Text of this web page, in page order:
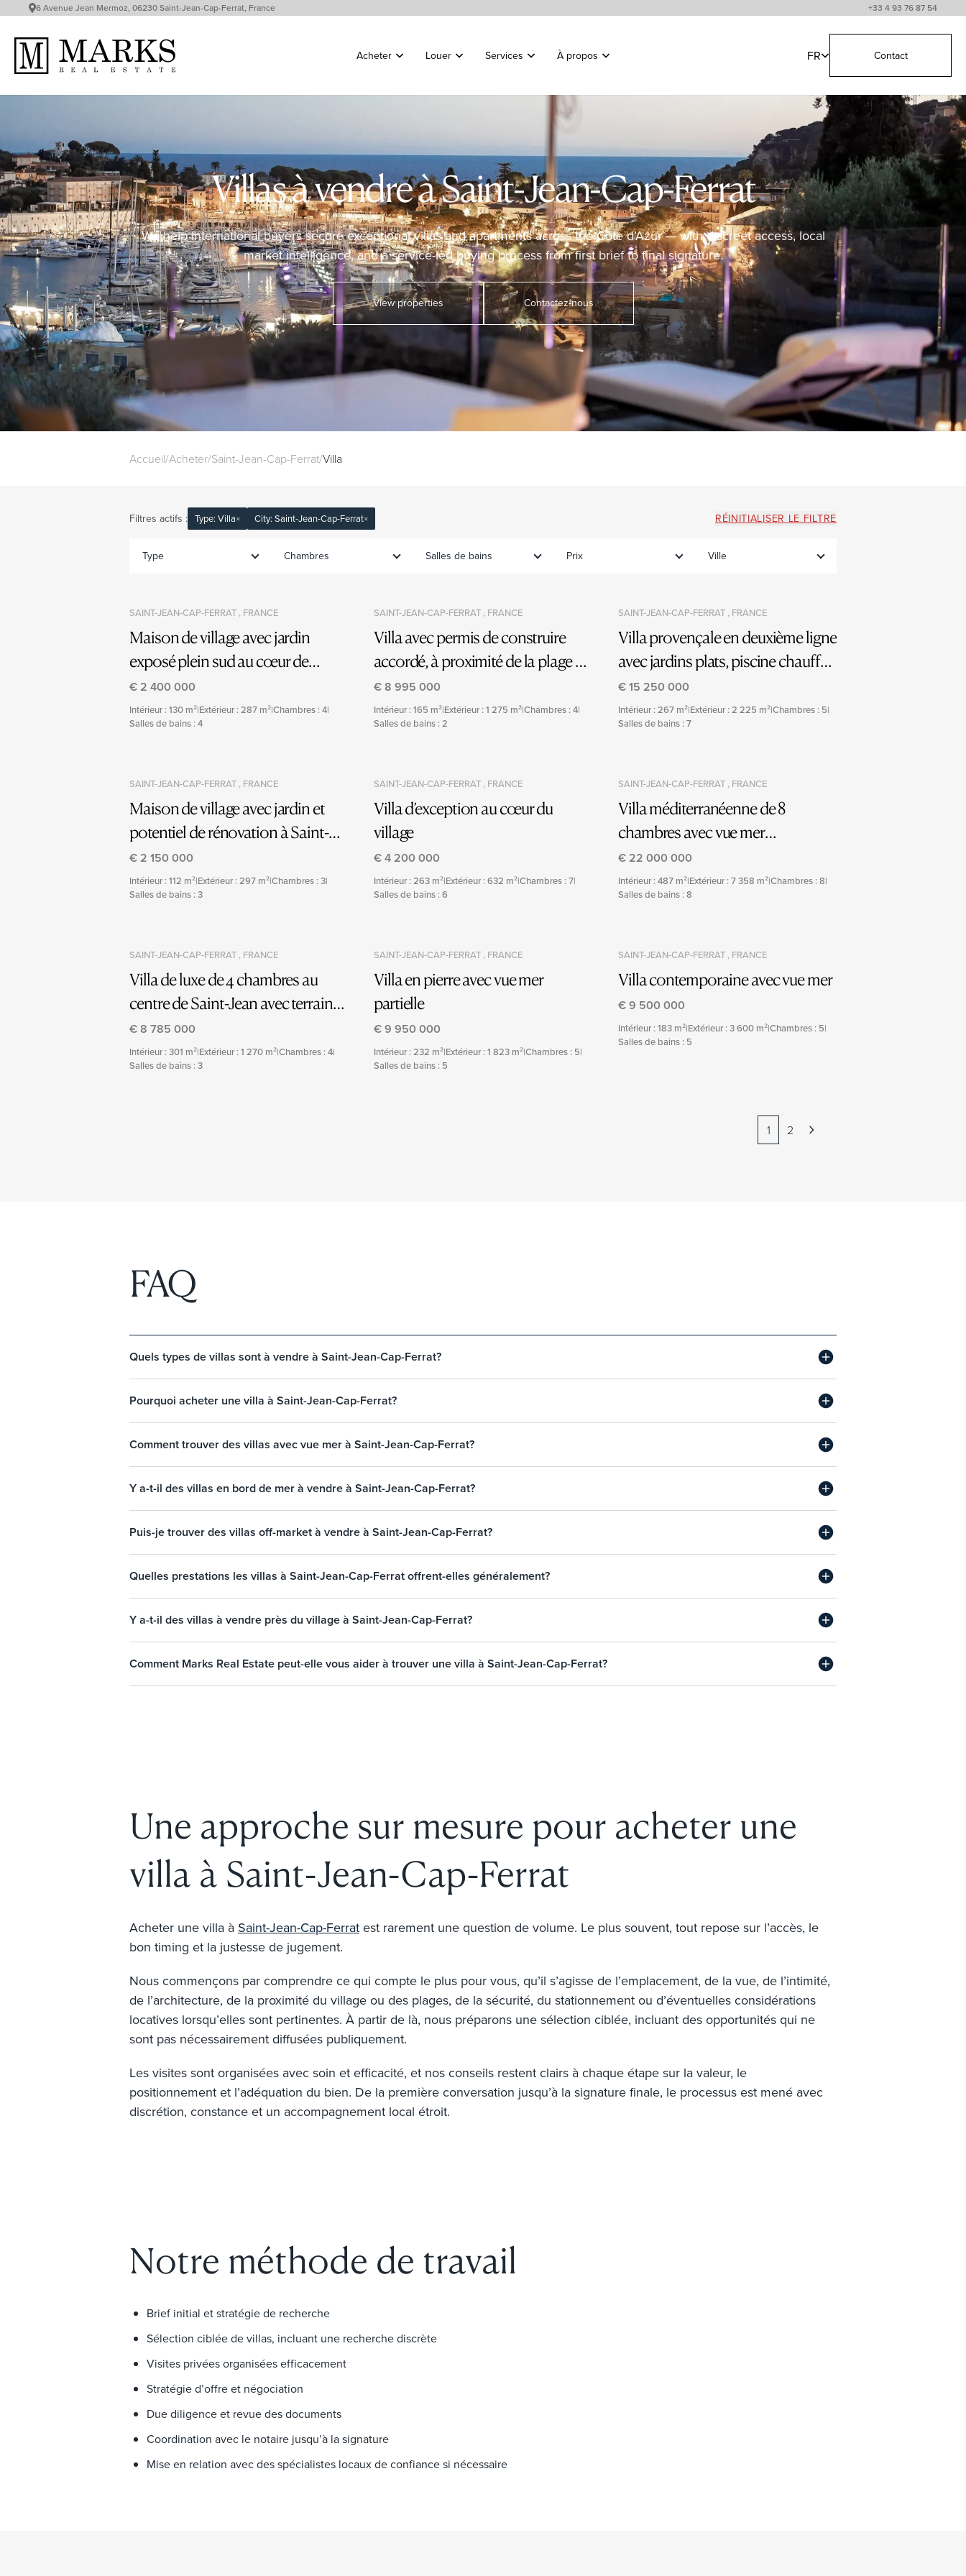
6 Avenue Jean Mermoz, 06230 Saint-Jean-Cap-Ferrat, France +33 4 93 76 87 54
Acheter Louer Services À propos FR Contact
Villas à vendre à Saint-Jean-Cap-Ferrat
We help international buyers secure exceptional villas and apartments across the Côte d’Azur — with discreet access, local
market intelligence, and a service-led buying process from first brief to final signature.
View properties Contactez-nous
Accueil/Acheter/Saint-Jean-Cap-Ferrat/Villa
Filtres actifs : Type: Villa× City: Saint-Jean-Cap-Ferrat× RÉINITIALISER LE FILTRE
Type Chambres Salles de bains Prix Ville
SAINT-JEAN-CAP-FERRAT , FRANCE
Maison de village avec jardin
exposé plein sud au cœur de
Saint-Jean-Cap-Ferrat
€ 2 400 000
Intérieur : 130 m²|Extérieur : 287 m²|Chambres : 4|
Salles de bains : 4
SAINT-JEAN-CAP-FERRAT , FRANCE
Villa avec permis de construire
accordé, à proximité de la plage à
Saint-Jean-Cap-Ferrat.
€ 8 995 000
Intérieur : 165 m²|Extérieur : 1 275 m²|Chambres : 4|
Salles de bains : 2
SAINT-JEAN-CAP-FERRAT , FRANCE
Villa provençale en deuxième ligne
avec jardins plats, piscine chauffée
et vue sur la mer
€ 15 250 000
Intérieur : 267 m²|Extérieur : 2 225 m²|Chambres : 5|
Salles de bains : 7
SAINT-JEAN-CAP-FERRAT , FRANCE
Maison de village avec jardin et
potentiel de rénovation à Saint-
Jean-Cap-Ferrat
€ 2 150 000
Intérieur : 112 m²|Extérieur : 297 m²|Chambres : 3|
Salles de bains : 3
SAINT-JEAN-CAP-FERRAT , FRANCE
Villa d’exception au cœur du
village
€ 4 200 000
Intérieur : 263 m²|Extérieur : 632 m²|Chambres : 7|
Salles de bains : 6
SAINT-JEAN-CAP-FERRAT , FRANCE
Villa méditerranéenne de 8
chambres avec vue mer
panoramique
€ 22 000 000
Intérieur : 487 m²|Extérieur : 7 358 m²|Chambres : 8|
Salles de bains : 8
SAINT-JEAN-CAP-FERRAT , FRANCE
Villa de luxe de 4 chambres au
centre de Saint-Jean avec terrain
plat
€ 8 785 000
Intérieur : 301 m²|Extérieur : 1 270 m²|Chambres : 4|
Salles de bains : 3
SAINT-JEAN-CAP-FERRAT , FRANCE
Villa en pierre avec vue mer
partielle
€ 9 950 000
Intérieur : 232 m²|Extérieur : 1 823 m²|Chambres : 5|
Salles de bains : 5
SAINT-JEAN-CAP-FERRAT , FRANCE
Villa contemporaine avec vue mer
€ 9 500 000
Intérieur : 183 m²|Extérieur : 3 600 m²|Chambres : 5|
Salles de bains : 5
1 2
FAQ
Quels types de villas sont à vendre à Saint-Jean-Cap-Ferrat?
Pourquoi acheter une villa à Saint-Jean-Cap-Ferrat?
Comment trouver des villas avec vue mer à Saint-Jean-Cap-Ferrat?
Y a-t-il des villas en bord de mer à vendre à Saint-Jean-Cap-Ferrat?
Puis-je trouver des villas off-market à vendre à Saint-Jean-Cap-Ferrat?
Quelles prestations les villas à Saint-Jean-Cap-Ferrat offrent-elles généralement?
Y a-t-il des villas à vendre près du village à Saint-Jean-Cap-Ferrat?
Comment Marks Real Estate peut-elle vous aider à trouver une villa à Saint-Jean-Cap-Ferrat?
Une approche sur mesure pour acheter une
villa à Saint-Jean-Cap-Ferrat
Acheter une villa à Saint-Jean-Cap-Ferrat est rarement une question de volume. Le plus souvent, tout repose sur l’accès, le
bon timing et la justesse de jugement.
Nous commençons par comprendre ce qui compte le plus pour vous, qu’il s’agisse de l’emplacement, de la vue, de l’intimité,
de l’architecture, de la proximité du village ou des plages, de la sécurité, du stationnement ou d’éventuelles considérations
locatives lorsqu’elles sont pertinentes. À partir de là, nous préparons une sélection ciblée, incluant des opportunités qui ne
sont pas nécessairement diffusées publiquement.
Les visites sont organisées avec soin et efficacité, et nos conseils restent clairs à chaque étape sur la valeur, le
positionnement et l’adéquation du bien. De la première conversation jusqu’à la signature finale, le processus est mené avec
discrétion, constance et un accompagnement local étroit.
Notre méthode de travail
Brief initial et stratégie de recherche
Sélection ciblée de villas, incluant une recherche discrète
Visites privées organisées efficacement
Stratégie d’offre et négociation
Due diligence et revue des documents
Coordination avec le notaire jusqu’à la signature
Mise en relation avec des spécialistes locaux de confiance si nécessaire